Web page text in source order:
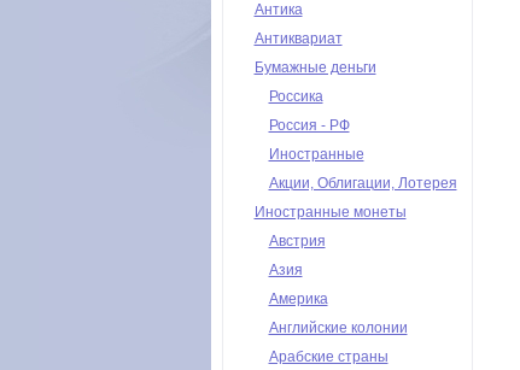
Антика
Антиквариат
Бумажные деньги
Россика
Россия - РФ
Иностранные
Акции, Облигации, Лотерея
Иностранные монеты
Австрия
Азия
Америка
Английские колонии
Арабские страны